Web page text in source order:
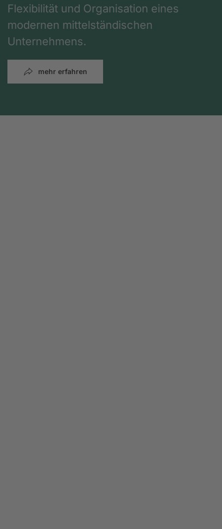
Flexibilität und Organisation eines
modernen mittelständischen
Unternehmens.
mehr erfahren